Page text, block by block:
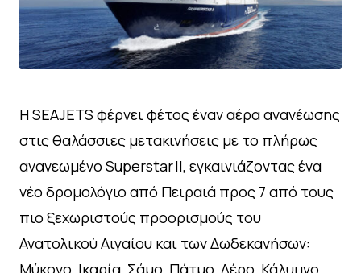
Η SEAJETS φέρνει φέτος έναν αέρα ανανέωσης
στις θαλάσσιες μετακινήσεις με το πλήρως
ανανεωμένο Superstar II, εγκαινιάζοντας ένα
νέο δρομολόγιο από Πειραιά προς 7 από τους
πιο ξεχωριστούς προορισμούς του
Ανατολικού Αιγαίου και των Δωδεκανήσων:
Μύκονο, Ικαρία, Σάμο, Πάτμο, Λέρο, Κάλυμνο